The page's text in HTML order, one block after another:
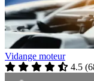
Vidange moteur
4.5 (